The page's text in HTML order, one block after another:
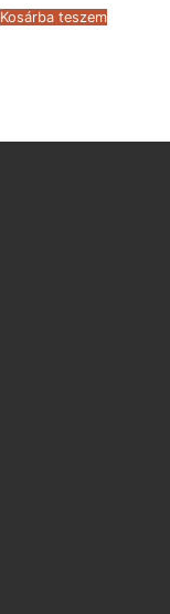
77.241 Ft.
Kosárba teszem